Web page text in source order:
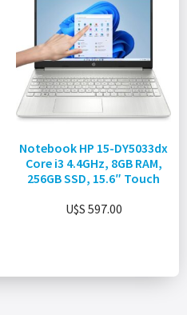
Notebook HP 15-DY5033dx
Core i3 4.4GHz, 8GB RAM,
256GB SSD, 15.6″ Touch
U$S 597.00